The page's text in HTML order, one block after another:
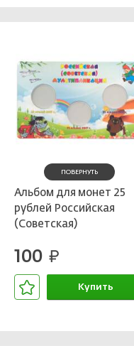
ПОВЕРНУТЬ
Альбом для монет 25
рублей Российская
(Советская)
100 руб.
Купить